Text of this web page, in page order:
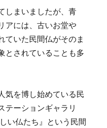
しまいましたが、青
アには、古いお堂や
ていた民間仏がそのま
とされていることも多
気を博し始めている民
テーションギャラリ
い仏たち』という民間